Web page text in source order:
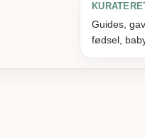
Guides,
fødsel,